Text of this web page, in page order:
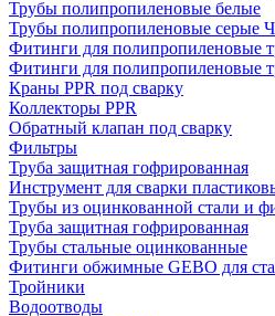
Трубы полипропиленовые белые
Трубы полипропиленовые серые
Фитинги для полипропиленовые
Фитинги для полипропиленовые
Краны PPR под сварку
Коллекторы PPR
Обратный клапан под сварку
Фильтры
Труба защитная гофрированная
Инструмент для сварки
Трубы из оцинкованной стали и
Труба защитная гофрированная
Трубы стальные оцинкованные
Фитинги обжимные GEBO для
Тройники
Водоотводы